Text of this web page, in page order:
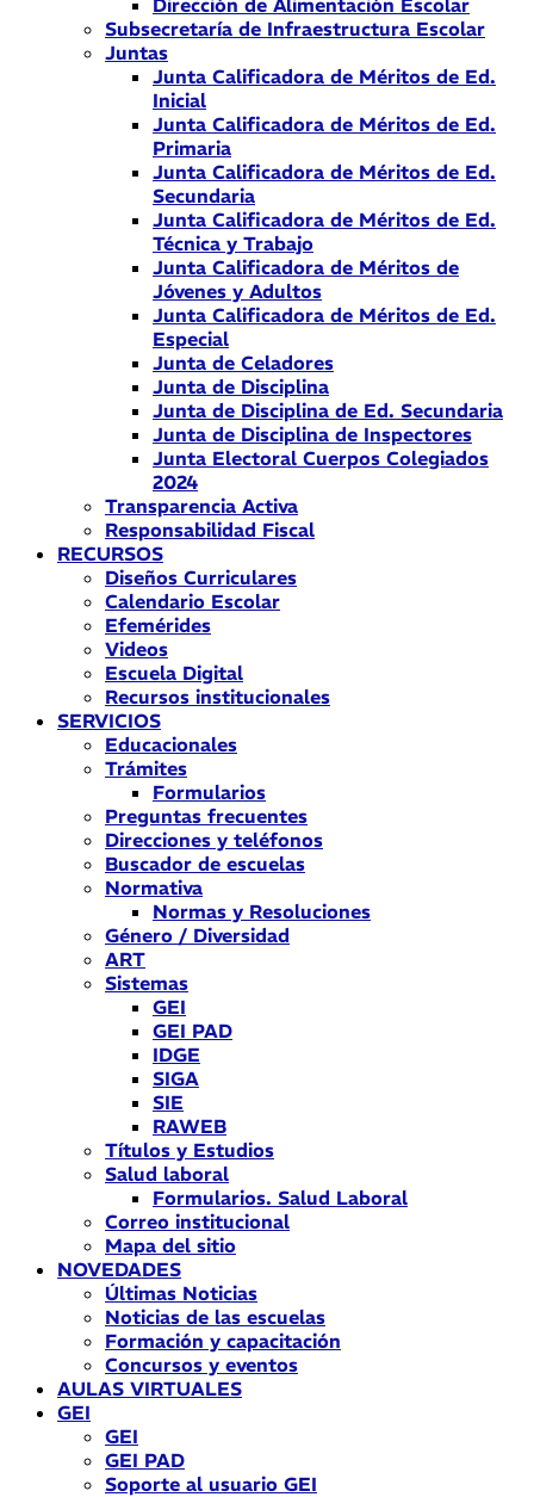
Dirección de Alimentación Escolar
Subsecretaría de Infraestructura Escolar
Juntas
Junta Calificadora de Méritos de Ed.
Inicial
Junta Calificadora de Méritos de Ed.
Primaria
Junta Calificadora de Méritos de Ed.
Secundaria
Junta Calificadora de Méritos de Ed.
Técnica y Trabajo
Junta Calificadora de Méritos de
Jóvenes y Adultos
Junta Calificadora de Méritos de Ed.
Especial
Junta de Celadores
Junta de Disciplina
Junta de Disciplina de Ed. Secundaria
Junta de Disciplina de Inspectores
Junta Electoral Cuerpos Colegiados
2024
Transparencia Activa
Responsabilidad Fiscal
RECURSOS
Diseños Curriculares
Calendario Escolar
Efemérides
Videos
Escuela Digital
Recursos institucionales
SERVICIOS
Educacionales
Trámites
Formularios
Preguntas frecuentes
Direcciones y teléfonos
Buscador de escuelas
Normativa
Normas y Resoluciones
Género / Diversidad
ART
Sistemas
GEI
GEI PAD
IDGE
SIGA
SIE
RAWEB
Títulos y Estudios
Salud laboral
Formularios. Salud Laboral
Correo institucional
Mapa del sitio
NOVEDADES
Últimas Noticias
Noticias de las escuelas
Formación y capacitación
Concursos y eventos
AULAS VIRTUALES
GEI
GEI
GEI PAD
Soporte al usuario GEI